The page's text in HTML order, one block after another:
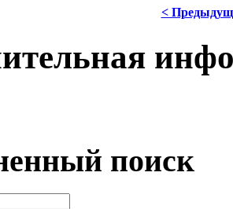
<
поиск